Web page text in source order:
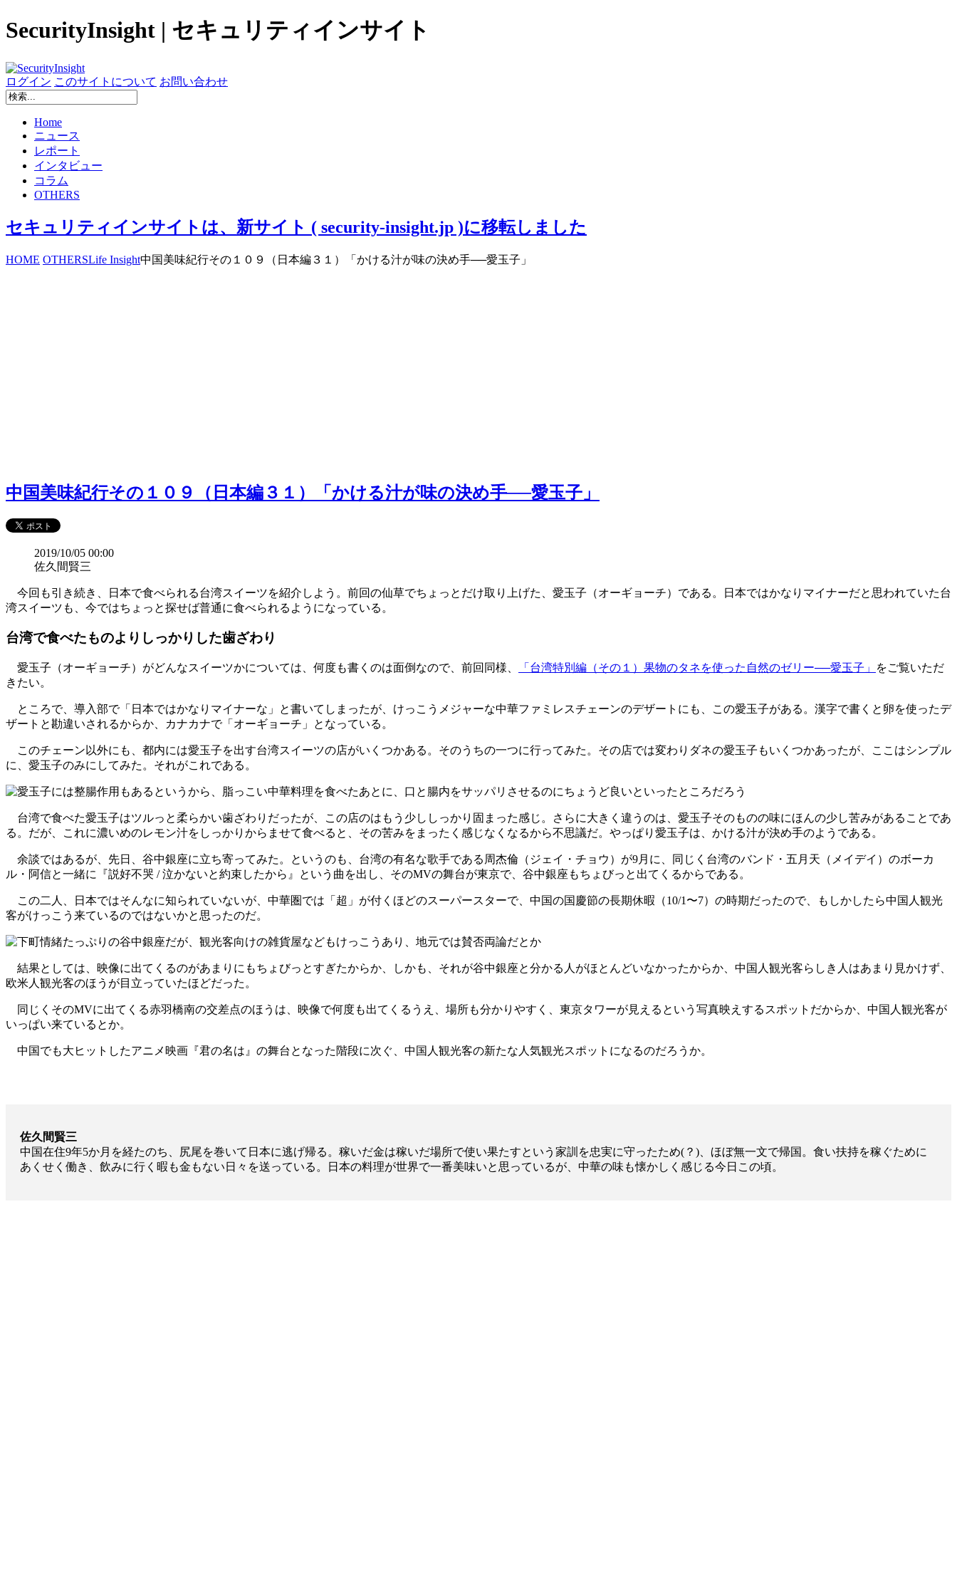
SecurityInsight | セキュリティインサイト
ログイン このサイトについて お問い合わせ
Home
ニュース
レポート
インタビュー
コラム
OTHERS
セキュリティインサイトは、新サイト ( security-insight.jp )に移転しました
HOME OTHERSLife Insight中国美味紀行その１０９（日本編３１）「かける汁が味の決め手──愛玉子」
中国美味紀行その１０９（日本編３１）「かける汁が味の決め手──愛玉子」
2019/10/05 00:00
佐久間賢三
今回も引き続き、日本で食べられる台湾スイーツを紹介しよう。前回の仙草でちょっとだけ取り上げた、愛玉子（オーギョーチ）である。日本ではかなりマイナーだと思われていた台
湾スイーツも、今ではちょっと探せば普通に食べられるようになっている。
台湾で食べたものよりしっかりした歯ざわり
愛玉子（オーギョーチ）がどんなスイーツかについては、何度も書くのは面倒なので、前回同様、 「台湾特別編（その１）果物のタネを使った自然のゼリー──愛玉子」
をご覧いただ
きたい。
ところで、導入部で「日本ではかなりマイナーな」と書いてしまったが、けっこうメジャーな中華ファミレスチェーンのデザートにも、この愛玉子がある。漢字で書くと卵を使ったデ
ザートと勘違いされるからか、カナカナで「オーギョーチ」となっている。
このチェーン以外にも、都内には愛玉子を出す台湾スイーツの店がいくつかある。そのうちの一つに行ってみた。その店では変わりダネの愛玉子もいくつかあったが、ここはシンプル
に、愛玉子のみにしてみた。それがこれである。
台湾で食べた愛玉子はツルっと柔らかい歯ざわりだったが、この店のはもう少ししっかり固まった感じ。さらに大きく違うのは、愛玉子そのものの味にほんの少し苦みがあることであ
る。だが、これに濃いめのレモン汁をしっかりからませて食べると、その苦みをまったく感じなくなるから不思議だ。やっぱり愛玉子は、かける汁が決め手のようである。
余談ではあるが、先日、谷中銀座に立ち寄ってみた。というのも、台湾の有名な歌手である周杰倫（ジェイ・チョウ）が9月に、同じく台湾のバンド・五月天（メイデイ）のボーカ
ル・阿信と一緒に『説好不哭 / 泣かないと約束したから』という曲を出し、そのMVの舞台が東京で、谷中銀座もちょびっと出てくるからである。
この二人、日本ではそんなに知られていないが、中華圏では「超」が付くほどのスーパースターで、中国の国慶節の長期休暇（10/1〜7）の時期だったので、もしかしたら中国人観光
客がけっこう来ているのではないかと思ったのだ。
結果としては、映像に出てくるのがあまりにもちょびっとすぎたからか、しかも、それが谷中銀座と分かる人がほとんどいなかったからか、中国人観光客らしき人はあまり見かけず、
欧米人観光客のほうが目立っていたほどだった。
同じくそのMVに出てくる赤羽橋南の交差点のほうは、映像で何度も出てくるうえ、場所も分かりやすく、東京タワーが見えるという写真映えするスポットだからか、中国人観光客が
いっぱい来ているとか。
中国でも大ヒットしたアニメ映画『君の名は』の舞台となった階段に次ぐ、中国人観光客の新たな人気観光スポットになるのだろうか。
佐久間賢三
中国在住9年5か月を経たのち、尻尾を巻いて日本に逃げ帰る。稼いだ金は稼いだ場所で使い果たすという家訓を忠実に守ったため(？)、ほぼ無一文で帰国。食い扶持を稼ぐために
あくせく働き、飲みに行く暇も金もない日々を送っている。日本の料理が世界で一番美味いと思っているが、中華の味も懐かしく感じる今日この頃。